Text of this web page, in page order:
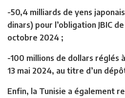
-50,4 milliards de yens
dinars) pour l’obligation JBIC
octobre 2024 ;
-100 millions de dollars réglés
13 mai 2024, au titre d’un
Enfin, la Tunisie a également